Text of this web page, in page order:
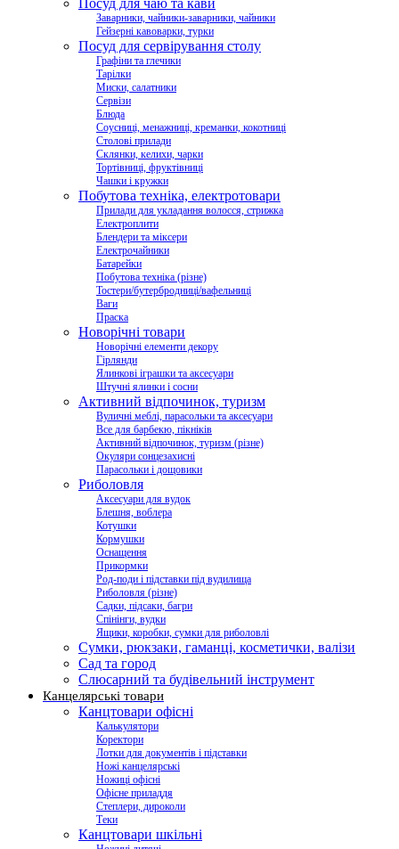
Посуд для чаю та кави
Заварники, чайники-заварники, чайники
Гейзерні кавоварки, турки
Посуд для сервірування столу
Графіни та глечики
Тарілки
Миски, салатники
Сервізи
Блюда
Соусниці, менажниці, креманки, кокотниці
Столові прилади
Склянки, келихи, чарки
Тортівниці, фруктівниці
Чашки і кружки
Побутова техніка, електротовари
Прилади для укладання волосся, стрижка
Електроплити
Блендери та міксери
Електрочайники
Батарейки
Побутова техніка (різне)
Тостери/бутербродниці/вафельниці
Ваги
Праска
Новорічні товари
Новорічні елементи декору
Гірлянди
Ялинкові іграшки та аксесуари
Штучні ялинки і сосни
Активний відпочинок, туризм
Вуличні меблі, парасольки та аксесуари
Все для барбекю, пікніків
Активний відпочинок, туризм (різне)
Окуляри сонцезахисні
Парасольки і дощовики
Риболовля
Аксесуари для вудок
Блешня, воблера
Котушки
Кормушки
Оснащення
Прикормки
Род-поди і підставки під вудилища
Риболовля (різне)
Садки, підсаки, багри
Спінінги, вудки
Ящики, коробки, сумки для риболовлі
Сумки, рюкзаки, гаманці, косметички, валізи
Сад та город
Слюсарний та будівельний інструмент
Канцелярські товари
Канцтовари офісні
Калькулятори
Коректори
Лотки для документів і підставки
Ножі канцелярські
Ножиці офісні
Офісне приладдя
Степлери, дироколи
Теки
Канцтовари шкільні